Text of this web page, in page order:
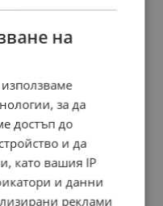
на надежда
дефинира
като опит
на средства от
на надежда. Те
успех, а целта е да
на
за да
достъп до
и да
като вашия IP
и данни
реклами